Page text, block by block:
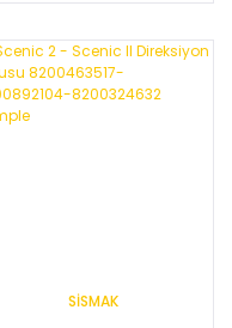
SİSMAK